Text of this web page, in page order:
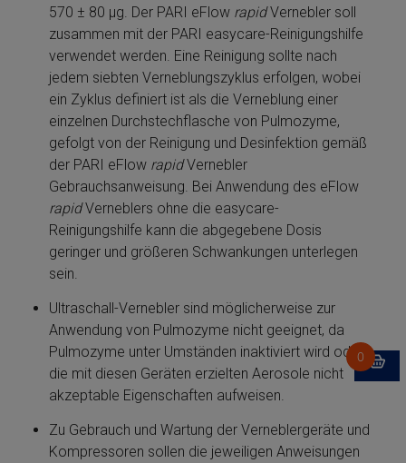
570 ± 80 µg. Der PARI eFlow rapidVernebler soll
zusammen mit der PARI easycare-Reinigungshilfe
verwendet werden. Eine Reinigung sollte nach
jedem siebten Verneblungszyklus erfolgen, wobei
ein Zyklus definiert ist als die Verneblung ei­ner
einzelnen Durchstechflasche von Pulmozyme­,
gefolgt von der Reinigung und Desinfektion gemäß
der PARI eFlow rapidVernebler
Gebrauchsanweisung. Bei Anwendung des eFlow
rapidVerneblers ohne die easycare-
Reinigungshilfe kann die abgegebene Dosis
geringer und größeren Schwan­kun­gen unterlegen
sein.
Ultraschall-Vernebler sind möglicherweise zur
Anwendung von Pulmozyme­ nicht geeignet, da
Pulmozyme­ unter Umständen in­ak­ti­viert wird oder
die mit diesen Geräten erzielten Aerosole nicht
akzeptable Eigenschaften aufweisen.
Zu Gebrauch und Wartung der Verneblergeräte und
Kompressoren sollen die jeweiligen Anweisungen